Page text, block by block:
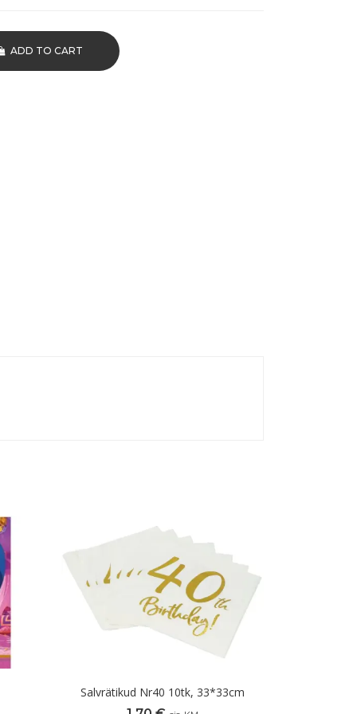
ADD TO CART
Salvrätikud Nr40 10tk, 33*33cm